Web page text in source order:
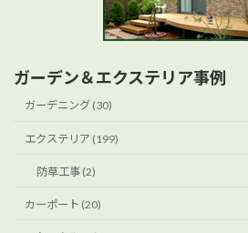
ガーデン＆エクステリア事例
ガーデニング (30)
エクステリア (199)
防草工事 (2)
カーポート (20)